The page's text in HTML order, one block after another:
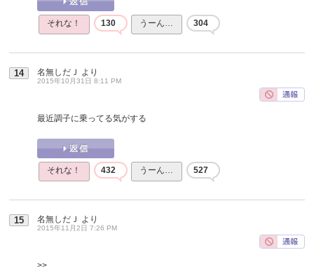
それな！ 130 うーん… 304
14 名無しだＪ より
2015年10月31日 8:11 PM
最近調子に乗ってる気がする
それな！ 432 うーん… 527
15 名無しだＪ より
2015年11月2日 7:26 PM
>>